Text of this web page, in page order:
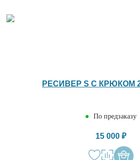
РЕСИВЕР S С КРЮКОМ
По предзаказу
15 000 ₽